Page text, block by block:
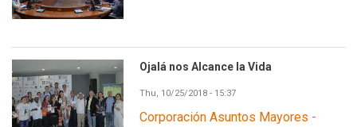
Ojalá nos Alcance la Vida
Thu, 10/25/2018 - 15:37
Corporación Asuntos Mayores -